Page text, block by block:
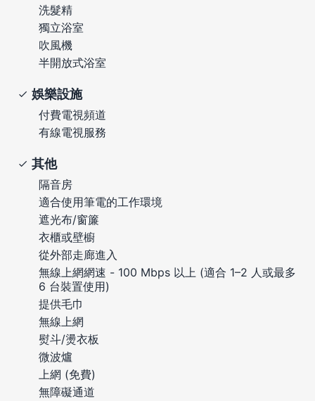
洗髮精
獨立浴室
吹風機
半開放式浴室
娛樂設施
付費電視頻道
有線電視服務
其他
隔音房
適合使用筆電的工作環境
遮光布/窗簾
衣櫃或壁櫥
從外部走廊進入
無線上網網速 - 100 Mbps 以上 (適合 1–2 人或最多
6 台裝置使用)
提供毛巾
無線上網
熨斗/燙衣板
微波爐
上網 (免費)
無障礙通道